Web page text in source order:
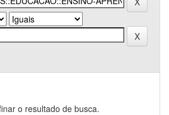
o resultado de busca.